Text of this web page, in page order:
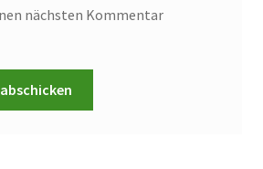
nächsten Kommentar